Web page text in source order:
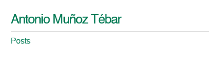
Antonio Muñoz Tébar
Posts